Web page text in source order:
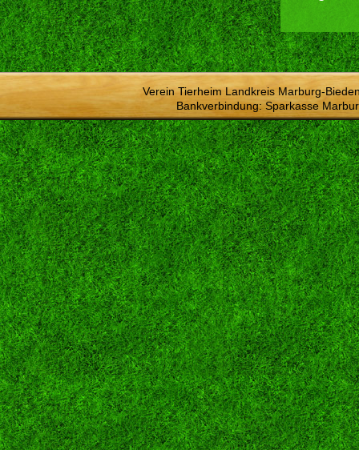
Verein Tierheim Landkreis Marburg-
Bankverbindung: Sparkasse